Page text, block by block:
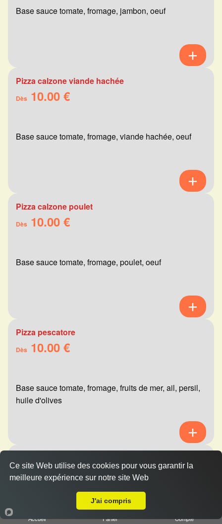
Base sauce tomate, fromage, jambon, oeuf
Pizza calzone viande hachée
Dès 10.00 €
Base sauce tomate, fromage, viande hachée, oeuf
Pizza calzone poulet
Dès 10.00 €
Base sauce tomate, fromage, poulet, oeuf
Pizza pescatore
Dès 10.00 €
Base sauce tomate, fromage, fruits de mer, ail, persil,
huile d'olives
Dès10.00 €
Base sauce tomate, fromage, viande hachée,
Accueil Panier Compte
Ce site Web utilise des cookies pour vous garantir la
meilleure expérience sur notre site Web
J'ai compris